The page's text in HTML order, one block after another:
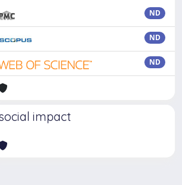
ND
ND
ND
impact